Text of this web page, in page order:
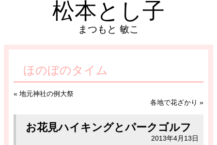
松本とし子
まつもと 敏こ
ほのぼのタイム
« 地元神社の例大祭
各地で花ざかり »
お花見ハイキングとパークゴルフ
2013年4月13日